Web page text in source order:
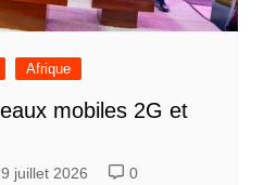
Afrique
mobiles 2G et
juillet 2026 0